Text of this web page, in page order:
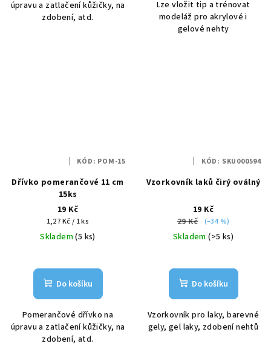
úpravu a zatlačení kůžičky, na
zdobení, atd.
Lze vložit tip a trénovat
modeláž pro akrylové i
gelové nehty
Dřívko pomerančové 11 cm
15ks
19 Kč
Měrná
cena:
1,27 Kč / 1 ks
Skladem(5 ks)
Do košíku
Pomerančové dřívko na
úpravu a zatlačení kůžičky, na
zdobení, atd.
KÓD: POM-15
Vzorkovník laků čirý oválný
19 Kč
29 Kč
(–34 %)
Skladem(>5 ks)
Do košíku
Vzorkovník pro laky, barevné
gely, gel laky, zdobení nehtů
KÓD: SKU000594